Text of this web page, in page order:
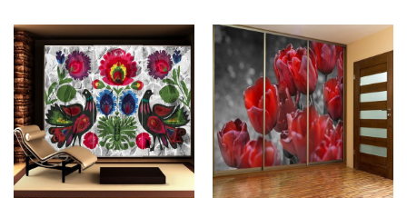
ma
wiele
wariantów.
Opcje
można
wybrać
na
stronie
produktu
ma
wiele
wariantów.
Opcje
można
wybrać
na
stronie
produktu